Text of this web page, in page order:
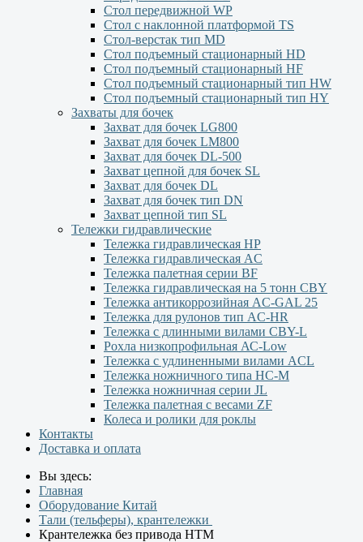
Стол передвижной WP
Стол с наклонной платформой TS
Стол-верстак тип MD
Стол подъемный стационарный HD
Стол подъемный стационарный HF
Стол подъемный стационарный тип HW
Стол подъемный стационарный тип HY
Захваты для бочек
Захват для бочек LG800
Захват для бочек LM800
Захват для бочек DL-500
Захват цепной для бочек SL
Захват для бочек DL
Захват для бочек тип DN
Захват цепной тип SL
Тележки гидравлические
Тележка гидравлическая НР
Тележка гидравлическая AC
Тележка палетная серии ВF
Тележка гидравлическая на 5 тонн CBY
Тележка антикоррозийная AC-GAL 25
Тележка для рулонов тип AC-HR
Тележка с длинными вилами CBY-L
Рохла низкопрофильная АС-Low
Тележка с удлиненными вилами АCL
Тележка ножничного типа HC-M
Тележка ножничная серии JL
Тележка палетная с весами ZF
Колеса и ролики для роклы
Контакты
Доставка и оплата
Вы здесь:
Главная
Оборудование Китай
Тали (тельферы), крантележки
Крантележка без привода HTM